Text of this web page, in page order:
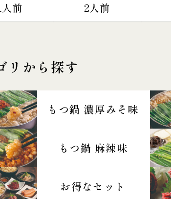
人前 2人前
リから探す
もつ鍋 濃厚みそ味
もつ鍋 麻辣味
お得なセット